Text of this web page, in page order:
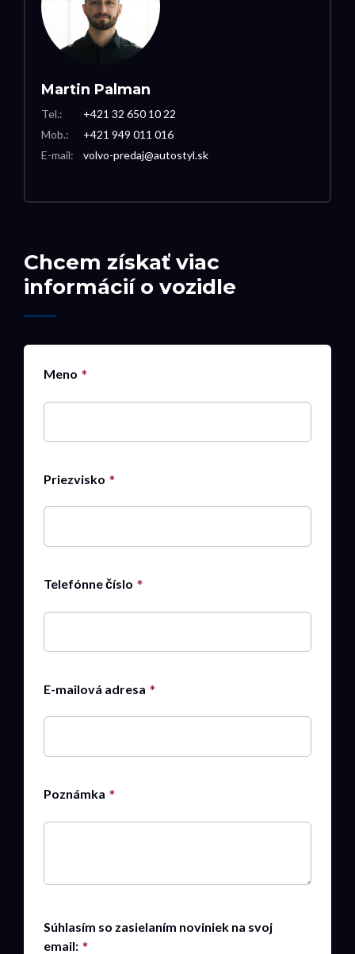
Chcem získať viac
informácií o vozidle
Meno
Priezvisko
Telefónne číslo
E-mailová adresa
Poznámka
Súhlasím so zasielaním noviniek na svoj
email:
Martin Palman
Tel.:
Mob.:
E-mail:
+421 32 650 10 22
+421 949 011 016
volvo-predaj@autostyl.sk